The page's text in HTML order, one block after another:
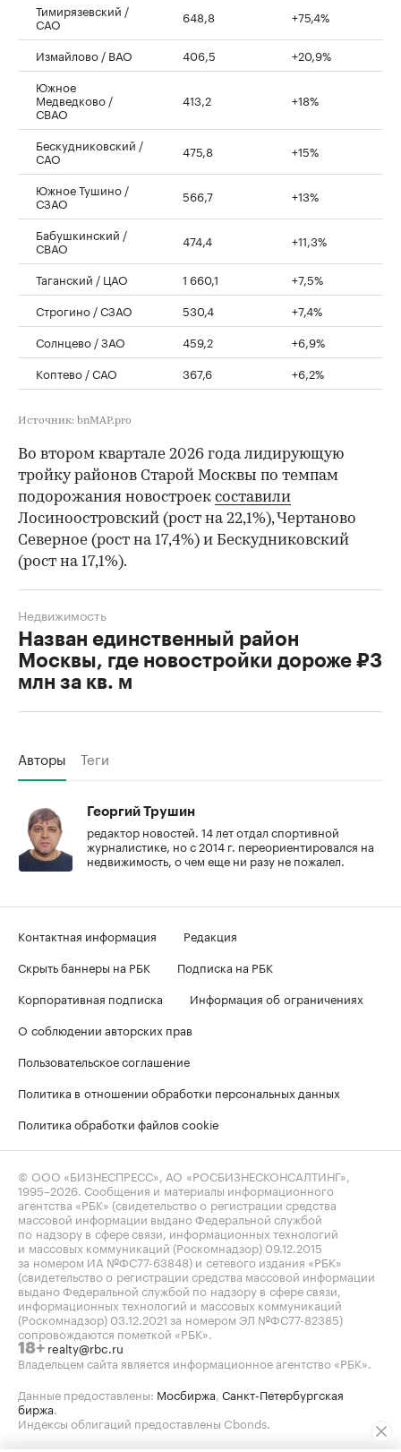
Тимирязевский /
САО 648,8 +75,4%
Измайлово / ВАО 406,5
+20,9%
Южное
Медведково /
СВАО
413,2 +18%
Бескудниковский /
САО 475,8 +15%
Южное Тушино /
СЗАО 566,7 +13%
Бабушкинский /
СВАО 474,4 +11,3%
Таганский / ЦАО 1 660,1
+7,5%
Строгино / СЗАО
530,4
+7,4%
Солнцево / ЗАО
459,2
+6,9%
Коптево / САО
367,6 +6,2%
Источник: bnMAP.pro
Во втором квартале 2026 года лидирующую
тройку районов Старой Москвы по темпам
подорожания новостроек составили
Лосиноостровский (рост на 22,1%), Чертаново
Северное (рост на 17,4%) и Бескудниковский
(рост на 17,1%).
Назван единственный район
Москвы, где новостройки дороже ₽3
млн за кв. м
Недвижимость
Авторы Теги
Георгий Трушин
редактор новостей. 14 лет отдал спортивной
журналистике, но с 2014 г. переориентировался на
недвижимость, о чем еще ни разу не пожалел.
Контактная информация
Редакция
Скрыть баннеры на РБК
Подписка на РБК
Корпоративная подписка
Информация об ограничениях
О соблюдении авторских прав
Пользовательское соглашение
Политика в отношении обработки персональных данных
Политика обработки файлов cookie
© ООО «БИЗНЕСПРЕСС», АО «РОСБИЗНЕСКОНСАЛТИНГ»,
1995–2026. Сообщения и материалы информационного
агентства «РБК» (свидетельство о регистрации средства
массовой информации выдано Федеральной службой
по надзору в сфере связи, информационных технологий
и массовых коммуникаций (Роскомнадзор) 09.12.2015
за номером ИА №ФС77-63848) и сетевого издания «РБК»
(свидетельство о регистрации средства массовой информации
выдано Федеральной службой по надзору в сфере связи,
информационных технологий и массовых коммуникаций
(Роскомнадзор) 03.12.2021 за номером ЭЛ №ФС77-82385)
сопровождаются пометкой «РБК».
18+ realty@rbc.ru
Владельцем сайта является информационное агентство «РБК».
Данные предоставлены: Мосбиржа, Санкт-Петербургская
биржа.
Индексы облигаций предоставлены Cbonds.